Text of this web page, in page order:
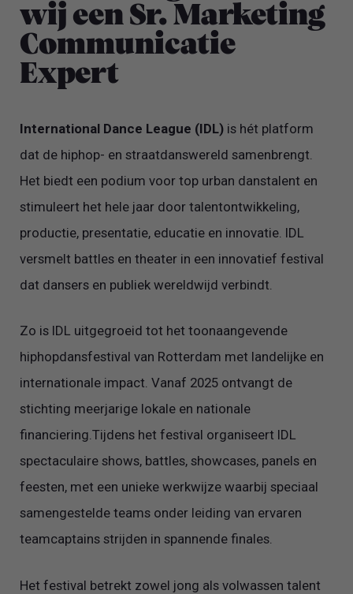
wij een Sr. Marketing
Communicatie
Expert
International Dance League (IDL) is hét platform
dat de hiphop- en straatdanswereld samenbrengt.
Het biedt een podium voor top urban danstalent en
stimuleert het hele jaar door talentontwikkeling,
productie, presentatie, educatie en innovatie. IDL
versmelt battles en theater in een innovatief festival
dat dansers en publiek wereldwijd verbindt.
Zo is IDL uitgegroeid tot het toonaangevende
hiphopdansfestival van Rotterdam met landelijke en
internationale impact. Vanaf 2025 ontvangt de
stichting meerjarige lokale en nationale
financiering.Tijdens het festival organiseert IDL
spectaculaire shows, battles, showcases, panels en
feesten, met een unieke werkwijze waarbij speciaal
samengestelde teams onder leiding van ervaren
teamcaptains strijden in spannende finales.
Het festival betrekt zowel jong als volwassen talent